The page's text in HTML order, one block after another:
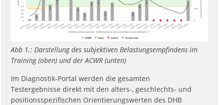
Abb 1.: Darstellung des subjektiven Belastungsempfindens im
Training (oben) und der ACWR (unten)
Im Diagnostik-Portal werden die gesamten
Testergebnisse direkt mit den alters-, geschlechts- und
positionsspezifischen Orientierungswerten des DHB